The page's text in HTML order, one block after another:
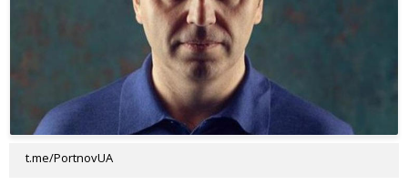
t.me/PortnovUA